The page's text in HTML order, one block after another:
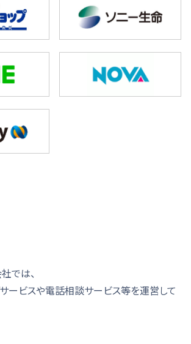
では、
ービスや電話相談サービス等を運営して